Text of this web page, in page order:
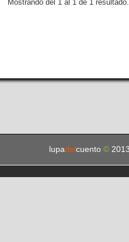
Mostrando del 1 al 1 de 1 resultado.
lupadel cuento ©